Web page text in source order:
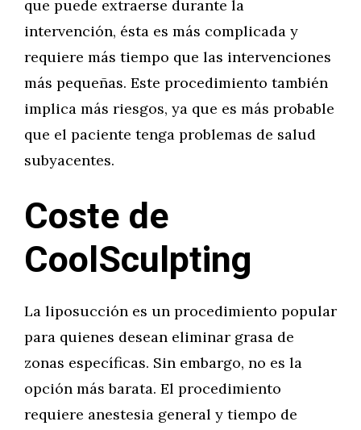
que puede extraerse durante la
intervención, ésta es más complicada y
requiere más tiempo que las intervenciones
más pequeñas. Este procedimiento también
implica más riesgos, ya que es más probable
que el paciente tenga problemas de salud
subyacentes.
Coste de
CoolSculpting
La liposucción es un procedimiento popular
para quienes desean eliminar grasa de
zonas específicas. Sin embargo, no es la
opción más barata. El procedimiento
requiere anestesia general y tiempo de